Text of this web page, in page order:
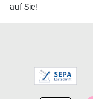
auf Sie!